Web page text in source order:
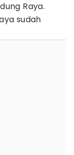
Raya.
sudah